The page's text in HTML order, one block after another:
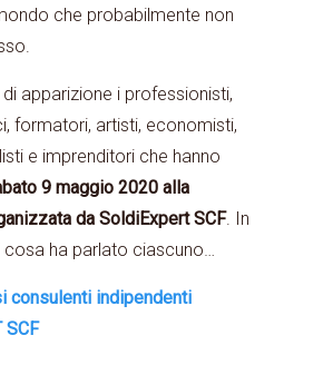
che probabilmente non
apparizione i professionisti,
formatori, artisti, economisti,
e imprenditori che hanno
9 maggio 2020 alla
da SoldiExpert SCF. In
ha parlato ciascuno…
consulenti indipendenti
SCF